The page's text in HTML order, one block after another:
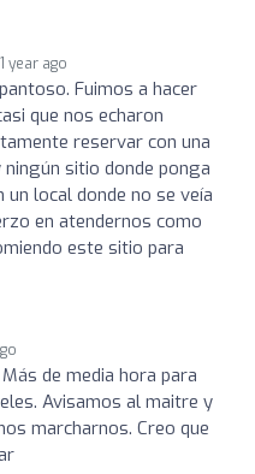
1 year ago
Fuimos a hacer
que nos echaron
reservar con una
sitio donde ponga
local donde no se veía
en atendernos como
este sitio para
de media hora para
Avisamos al maitre y
marcharnos. Creo que